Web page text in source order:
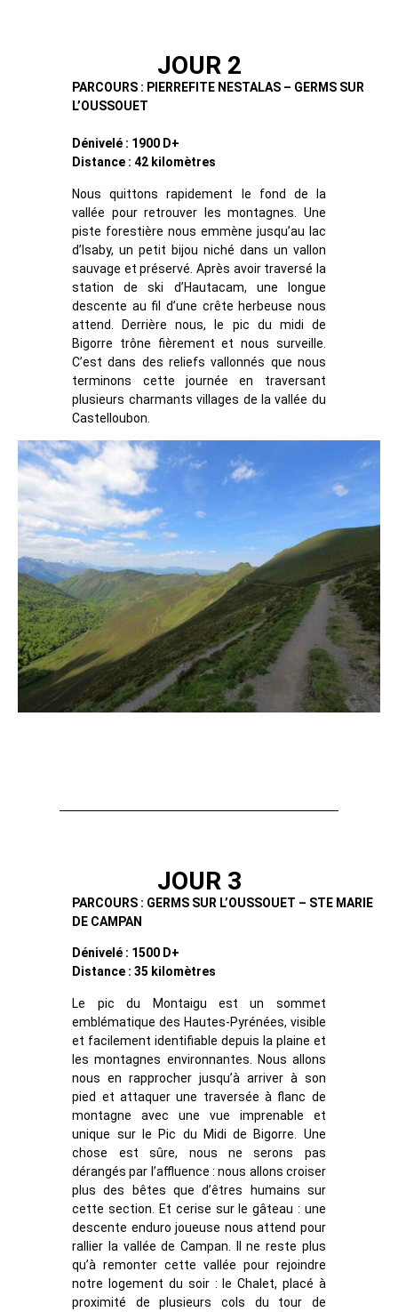
JOUR 2
PARCOURS : PIERREFITE NESTALAS – GERMS SUR
L’OUSSOUET
Dénivelé : 1900 D+
Distance : 42 kilomètres
Nous quittons rapidement le fond de la
vallée pour retrouver les montagnes. Une
piste forestière nous emmène jusqu’au lac
d’Isaby, un petit bijou niché dans un vallon
sauvage et préservé. Après avoir traversé la
station de ski d’Hautacam, une longue
descente au fil d’une crête herbeuse nous
attend. Derrière nous, le pic du midi de
Bigorre trône fièrement et nous surveille.
C’est dans des reliefs vallonnés que nous
terminons cette journée en traversant
plusieurs charmants villages de la vallée du
Castelloubon.
JOUR 3
PARCOURS : GERMS SUR L’OUSSOUET – STE MARIE
DE CAMPAN
Dénivelé : 1500 D+
Distance : 35 kilomètres
Le pic du Montaigu est un sommet
emblématique des Hautes-Pyrénées, visible
et facilement identifiable depuis la plaine et
les montagnes environnantes. Nous allons
nous en rapprocher jusqu’à arriver à son
pied et attaquer une traversée à flanc de
montagne avec une vue imprenable et
unique sur le Pic du Midi de Bigorre. Une
chose est sûre, nous ne serons pas
dérangés par l’affluence : nous allons croiser
plus des bêtes que d’êtres humains sur
cette section. Et cerise sur le gâteau : une
descente enduro joueuse nous attend pour
rallier la vallée de Campan. Il ne reste plus
qu’à remonter cette vallée pour rejoindre
notre logement du soir : le Chalet, placé à
proximité de plusieurs cols du tour de